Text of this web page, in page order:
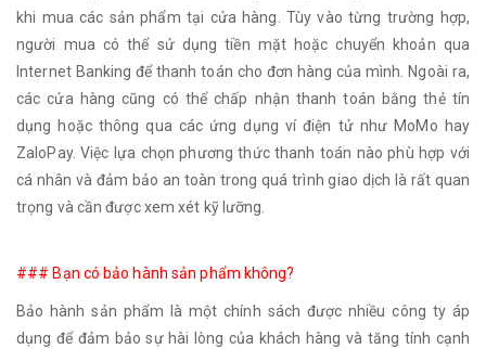
khi mua các sản phẩm tại cửa hàng. Tùy vào từng trường hợp,
người mua có thể sử dụng tiền mặt hoặc chuyển khoản qua
Internet Banking để thanh toán cho đơn hàng của mình. Ngoài ra,
các cửa hàng cũng có thể chấp nhận thanh toán bằng thẻ tín
dụng hoặc thông qua các ứng dụng ví điện tử như MoMo hay
ZaloPay. Việc lựa chọn phương thức thanh toán nào phù hợp với
cá nhân và đảm bảo an toàn trong quá trình giao dịch là rất quan
trọng và cần được xem xét kỹ lưỡng.
### Bạn có bảo hành sản phẩm không?
Bảo hành sản phẩm là một chính sách được nhiều công ty áp
dụng để đảm bảo sự hài lòng của khách hàng và tăng tính cạnh